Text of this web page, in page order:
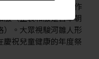
一種娃娃，以稻草製作
服（正裝和服是日本朝
）。大眾視駿河雛人形
慶祝兒童健康的年度祭